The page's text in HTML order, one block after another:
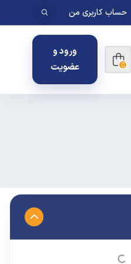
حساب کاربری من
0
ورود و
عضویت